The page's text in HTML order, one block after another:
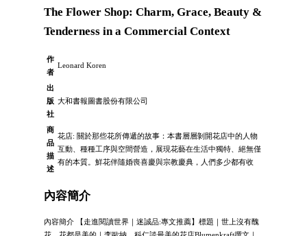
The Flower Shop: Charm, Grace, Beauty &
Tenderness in a Commercial Context
作
者
Leonard Koren
出
版
社
大和書報圖書股份有限公司
商
品
描
述
花店: 關於那些花所傳遞的故事：本書層層剝開花店中的人物
互動、種種工序與空間營造，展現花藝在生活中獨特、絕無僅
有的本質。鮮花伴隨婚喪喜慶與宗教慶典，人們多少都有收
內容簡介
內容簡介 【走進閱讀世界｜迷誠品:專文推薦】標題｜世上沒有醜